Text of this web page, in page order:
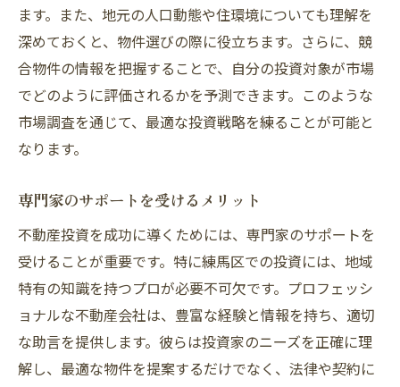
ます。また、地元の人口動態や住環境についても理解を
深めておくと、物件選びの際に役立ちます。さらに、競
合物件の情報を把握することで、自分の投資対象が市場
でどのように評価されるかを予測できます。このような
市場調査を通じて、最適な投資戦略を練ることが可能と
なります。
専門家のサポートを受けるメリット
不動産投資を成功に導くためには、専門家のサポートを
受けることが重要です。特に練馬区での投資には、地域
特有の知識を持つプロが必要不可欠です。プロフェッシ
ョナルな不動産会社は、豊富な経験と情報を持ち、適切
な助言を提供します。彼らは投資家のニーズを正確に理
解し、最適な物件を提案するだけでなく、法律や契約に